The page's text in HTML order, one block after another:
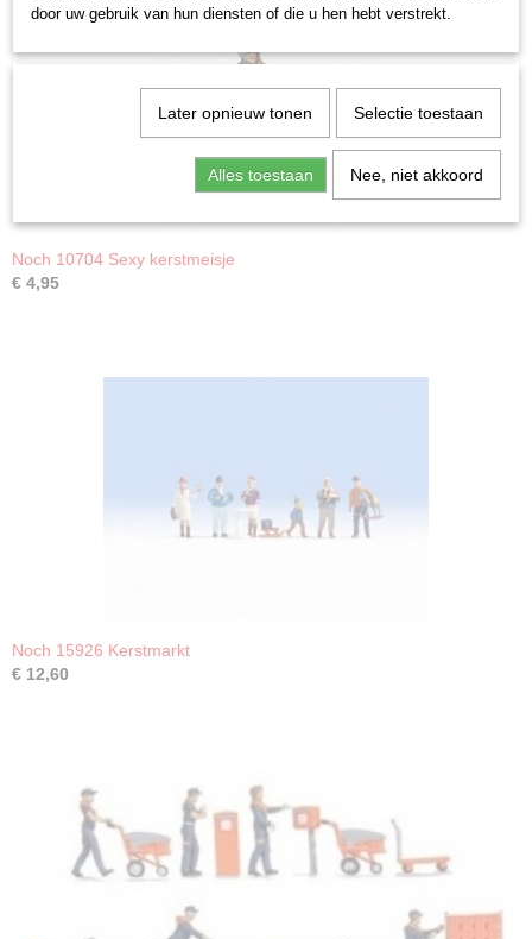
Noch 10704 Sexy kerstmeisje
€ 4,95
Noch 15926 Kerstmarkt
€ 12,60
door uw gebruik van hun diensten of die u hen hebt verstrekt.
Later opnieuw tonen Selectie toestaan
Alles toestaan Nee, niet akkoord